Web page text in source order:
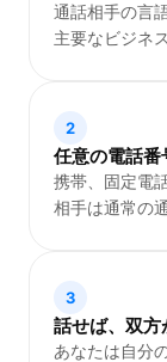
通話相手の言
主要なビジネ
2
任意の電話
携帯、固定電
相手は通常の
3
話せば、双
あなたは自分